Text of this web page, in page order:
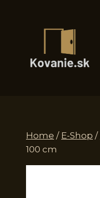
Home / E-Shop /
100 cm